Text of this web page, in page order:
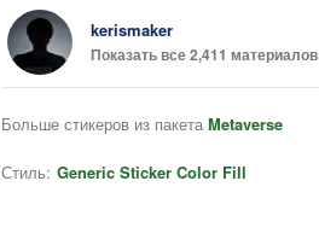
kerismaker
Показать все 2,411 материалов
Больше стикеров из пакета Metaverse
Стиль: Generic Sticker Color Fill